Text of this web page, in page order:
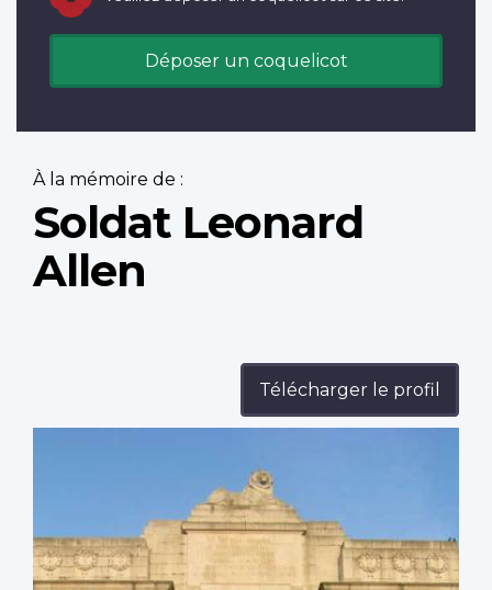
Déposer un coquelicot
À la mémoire de :
Soldat Leonard
Allen
Télécharger le profil